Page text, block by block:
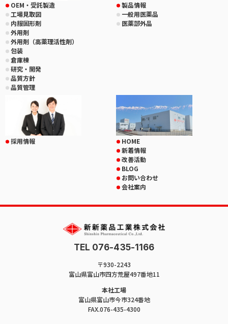
OEM・受託製造
工場見取図
内服固形剤
外用剤
外用剤（高薬理活性剤）
包装
倉庫棟
研究・開発
品質方針
品質管理
製品情報
一般用医薬品
医薬部外品
採用情報
HOME
新着情報
改善活動
BLOG
お問い合わせ
会社案内
TEL 076-435-1166
〒930-2243
富山県富山市四方荒屋497番地11
本社工場
富山県富山市今市324番地
FAX.076-435-4300